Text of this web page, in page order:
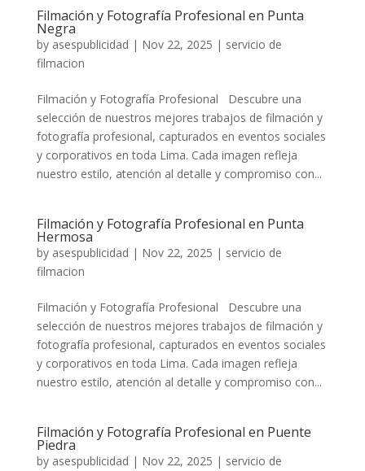
Filmación y Fotografía Profesional en Punta
Negra
by asespublicidad | Nov 22, 2025 | servicio de
filmacion
Filmación y Fotografía Profesional Descubre una
selección de nuestros mejores trabajos de filmación y
fotografía profesional, capturados en eventos sociales
y corporativos en toda Lima. Cada imagen refleja
nuestro estilo, atención al detalle y compromiso con...
Filmación y Fotografía Profesional en Punta
Hermosa
by asespublicidad | Nov 22, 2025 | servicio de
filmacion
Filmación y Fotografía Profesional Descubre una
selección de nuestros mejores trabajos de filmación y
fotografía profesional, capturados en eventos sociales
y corporativos en toda Lima. Cada imagen refleja
nuestro estilo, atención al detalle y compromiso con...
Filmación y Fotografía Profesional en Puente
Piedra
by asespublicidad | Nov 22, 2025 | servicio de